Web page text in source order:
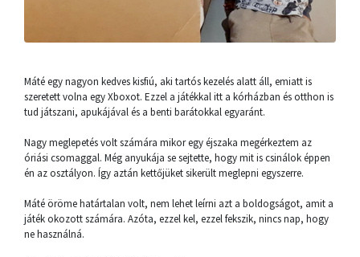
Máté egy nagyon kedves kisfiú, aki tartós kezelés alatt áll, emiatt is
szeretett volna egy Xboxot. Ezzel a játékkal itt a kórházban és otthon is
tud játszani, apukájával és a benti barátokkal egyaránt.
Nagy meglepetés volt számára mikor egy éjszaka megérkeztem az
óriási csomaggal. Még anyukája se sejtette, hogy mit is csinálok éppen
én az osztályon. Így aztán kettőjüket sikerült meglepni egyszerre.
Máté öröme határtalan volt, nem lehet leírni azt a boldogságot, amit a
játék okozott számára. Azóta, ezzel kel, ezzel fekszik, nincs nap, hogy
ne használná.